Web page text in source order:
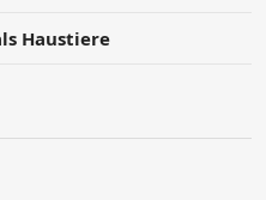
Haustiere